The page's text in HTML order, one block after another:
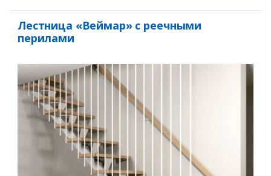
Лестница «Веймар» с реечными
перилами